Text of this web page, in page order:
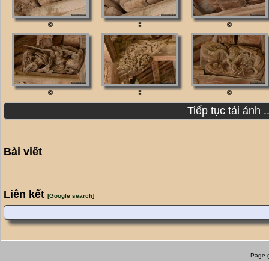
© © ©
© © ©
Bài viết
Liên kết [Google search]
Page